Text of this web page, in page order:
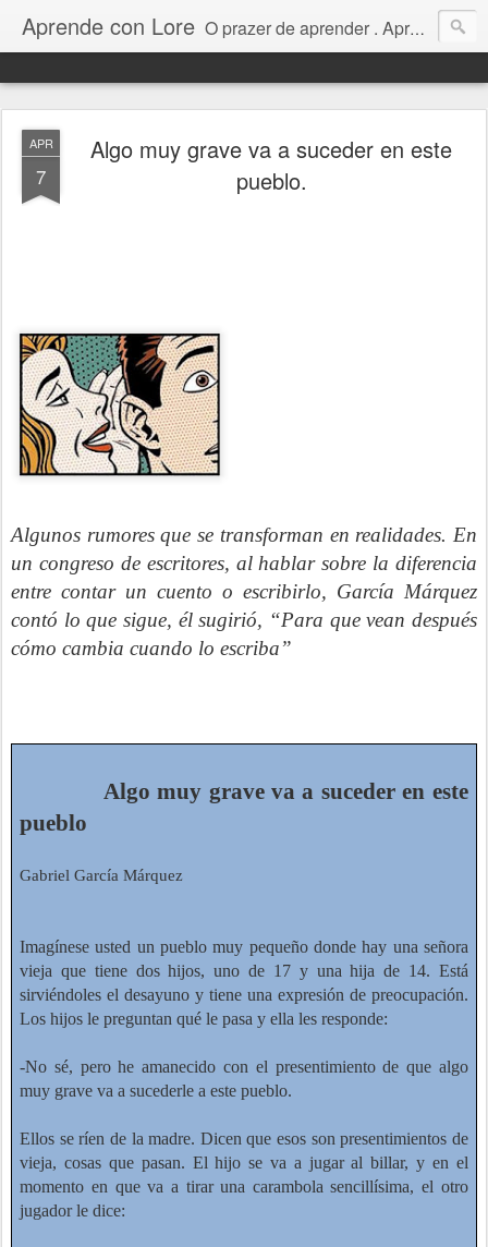
Aprende con Lore O prazer de aprender . Aprendizagem colaborativa em espanhol. 55 (15) 996826883
APR
7
Algo muy grave va a suceder en este
pueblo.
Algunos rumores que se transforman en realidades. En
un congreso de escritores, al hablar sobre la diferencia
entre contar un cuento o escribirlo, García Márquez
contó lo que sigue, él sugirió, “Para que vean después
cómo cambia cuando lo escriba”
Algo muy grave va a suceder en este
pueblo
Gabriel García Márquez
Imagínese usted un pueblo muy pequeño donde hay una señora
vieja que tiene dos hijos, uno de 17 y una hija de 14. Está
sirviéndoles el desayuno y tiene una expresión de preocupación.
Los hijos le preguntan qué le pasa y ella les responde:
-No sé, pero he amanecido con el presentimiento de que algo
muy grave va a sucederle a este pueblo.
Ellos se ríen de la madre. Dicen que esos son presentimientos de
vieja, cosas que pasan. El hijo se va a jugar al billar, y en el
momento en que va a tirar una carambola sencillísima, el otro
jugador le dice: